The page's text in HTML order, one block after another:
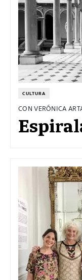
CULTURA
CON VERÓNICA